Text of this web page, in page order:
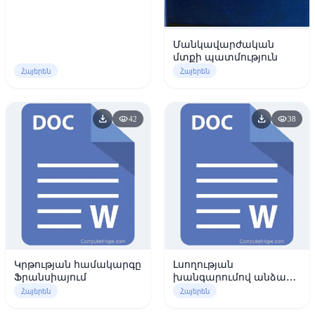
Հայերեն
Մանկավարժական
մտքի պատմություն
Հայերեն
download visibility42
Կրթության համակարգը
Ֆրանսիայում
Հայերեն
download visibility38
Լսողության
խանգարումով անձանց
խոսքի զարգացման
Հայերեն